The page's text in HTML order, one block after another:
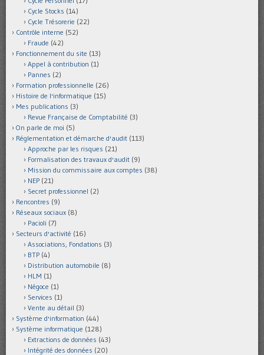
Cycle Stocks (14)
Cycle Trésorerie (22)
Contrôle interne (52)
Fraude (42)
Fonctionnement du site (13)
Appel à contribution (1)
Pannes (2)
Formation professionnelle (26)
Histoire de l'informatique (15)
Mes publications (3)
Revue Française de Comptabilité (3)
On parle de moi (5)
Réglementation et démarche d'audit (113)
Approche par les risques (21)
Formalisation des travaux d'audit (9)
Mission du commissaire aux comptes (38)
NEP (21)
Secret professionnel (2)
Rencontres (9)
Réseaux sociaux (8)
Pacioli (7)
Secteurs d'activité (16)
Associations, Fondations (3)
BTP (4)
Distribution automobile (8)
HLM (1)
Négoce (1)
Services (1)
Vente au détail (3)
Système d'information (44)
Système informatique (128)
Extractions de données (43)
Intégrité des données (20)